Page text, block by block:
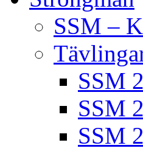
SSM –
SSM
SSM
SSM